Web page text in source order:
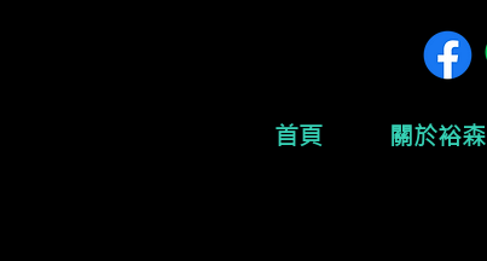
首頁 關於裕森